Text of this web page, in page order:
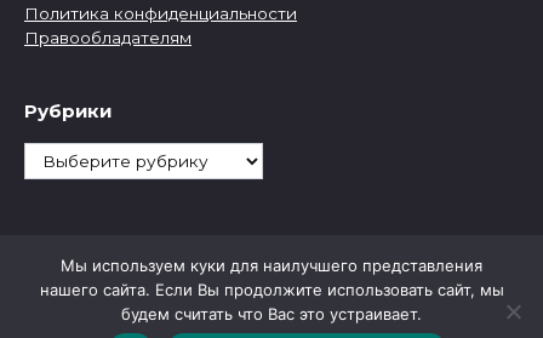
Политика конфиденциальности
Правообладателям
Рубрики
Рубрики
Мы используем куки для наилучшего представления
нашего сайта. Если Вы продолжите использовать сайт, мы
будем считать что Вас это устраивает.